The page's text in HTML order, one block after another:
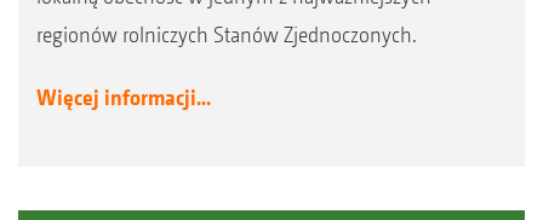
regionów rolniczych Stanów Zjednoczonych.
Więcej informacji...